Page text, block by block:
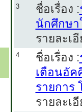
3 ชื่อเรื่อง :
นักศึกษา
รายละเ
4 ชื่อเรื่อง :
เตือนอัค
รายการ
รายละเ